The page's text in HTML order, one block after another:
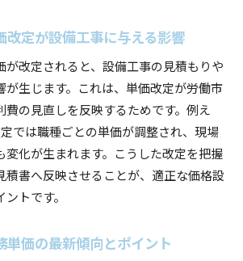
用見直し時に注目すべき単価表の改
計労務単価改定時の設備工事対応策
から読み解く改定による費用変動
改定の設備工事費用最適化ポイント
用算出のための設計労務単価活用術
改定が設備工事に与える影響
が改定されると、設備工事の見積もりや
が生じます。これは、単価改定が労働市
費の見直しを反映するためです。例え
では職種ごとの単価が調整され、現場
変化が生まれます。こうした改定を把握
積書へ反映させることが、適正な価格設
トです。
単価の最新傾向とポイント